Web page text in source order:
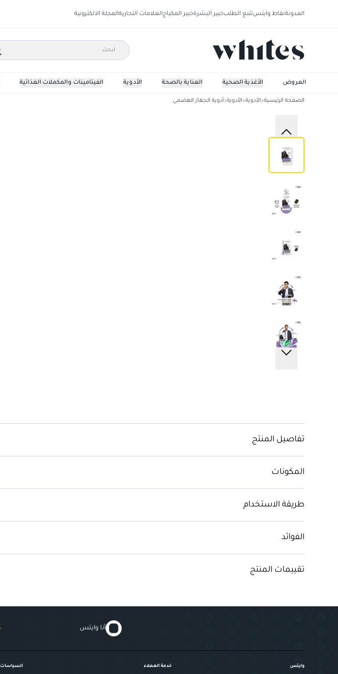
المدونةنقاط وايتستتبع الطلبخبير البشرةخبير المكياجالعلامات التجاريةالمجلة الالكترونية
الفيتامينات والمكملات الغذائية الأدوية العناية بالصحة الأغذية الصحية العروض
الصفحة الرئيسية الأدوية الأدوية أدوية الجهاز الهضمي
تفاصيل المنتج
المكونات
طريقة الاستخدام
الفوائد
تقييمات المنتج
أنا وايتس
وايتس خدمة العملاء السياسات